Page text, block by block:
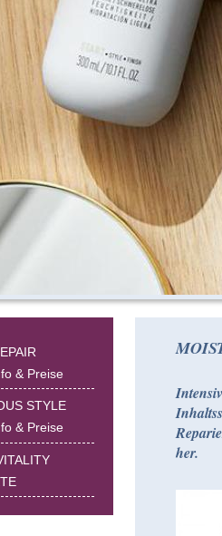
her.
& Preise
STYLE
& Preise